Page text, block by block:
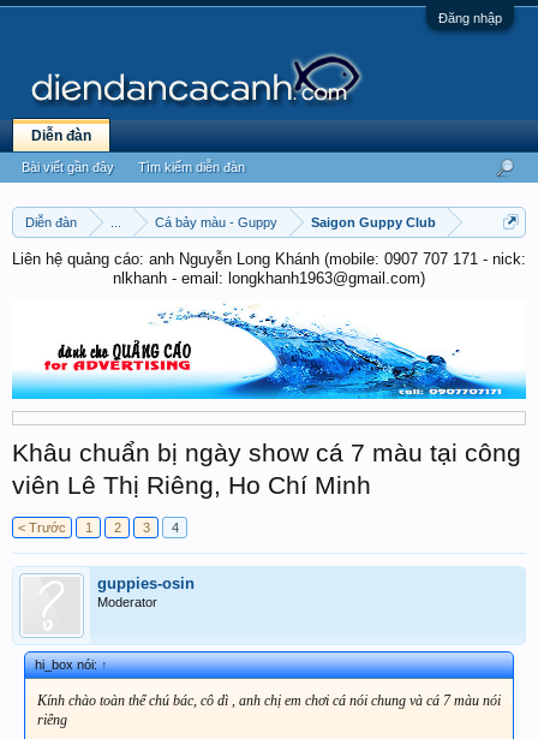
Đăng nhập
Diễn đàn Cá bảy màu - Guppy Saigon Guppy Club
Liên hệ quảng cáo: anh Nguyễn Long Khánh (mobile: 0907 707 171 - nick:
nlkhanh - email: longkhanh1963@gmail.com)
Khâu chuẩn bị ngày show cá 7 màu tại công
viên Lê Thị Riêng, Ho Chí Minh
< Trước 1 2 3 4
guppies-osin
Moderator
hi_box nói:↑
Kính chào toàn thể chú bác, cô dì , anh chị em chơi cá nói chung và cá 7 màu nói
riêng
Diễn đàn
Bài viết gần đây Tìm kiếm diễn đàn